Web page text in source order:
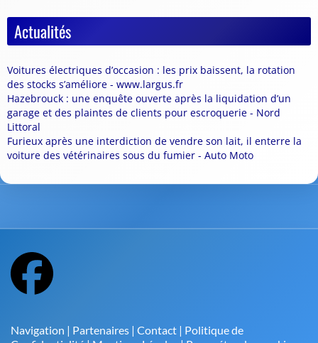
Actualités
Voitures électriques d’occasion : les prix baissent, la rotation
des stocks s’améliore - www.largus.fr
Hazebrouck : une enquête ouverte après la liquidation d’un
garage et des plaintes de clients pour escroquerie - Nord
Littoral
Furieux après une interdiction de vendre son lait, il enterre la
voiture des vétérinaires sous du fumier - Auto Moto
Navigation | Partenaires | Contact | Politique de